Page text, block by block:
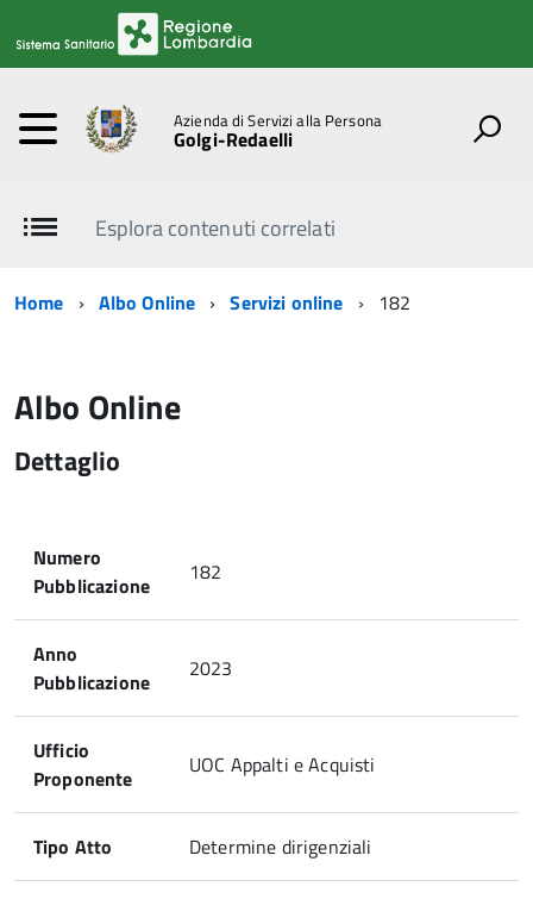
Azienda di Servizi alla Persona
Golgi-Redaelli
Esplora contenuti correlati
Home Albo Online Servizi online 182
Albo Online
Dettaglio
Numero
Pubblicazione
182
Anno
Pubblicazione
2023
Ufficio
Proponente
UOC Appalti e Acquisti
Tipo Atto Determine dirigenziali